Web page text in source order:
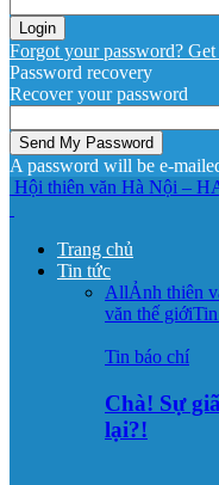
Forgot your password?
Password recovery
Recover your password
A password will be e-
Hội thiên văn Hà Nội –
Trang chủ
Tin tức
AllẢnh thiên
văn thế giới
Tin báo chí
Chà! Sự
lại?!